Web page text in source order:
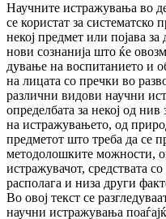
Научните истражувања во
се користат за систематско
некој предмет или појава за
нови сознанија што ќе
ду­ва­ње на воспитанието и
на лицата со пречки во
раз­лич­ни видови научни
опре­дел­бата за некој од нив
на истражувањето, од
предметот што треба да се
методо­лош­ки­те можности,
истражувачот, сред­ствата
располага и низа други
Во овој текст се
научни истражувања